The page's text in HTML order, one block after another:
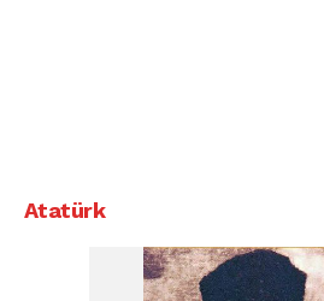
Atatürk